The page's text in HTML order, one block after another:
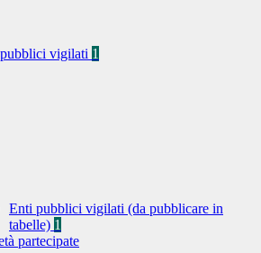
vigilati 1
Enti pubblici vigilati (da pubblicare in
tabelle) 1
partecipate